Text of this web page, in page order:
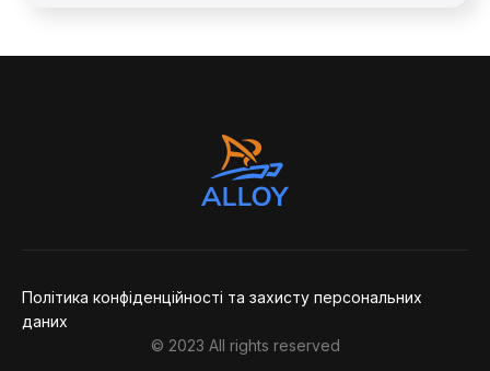
Політика конфіденційності та захисту персональних
даних
© 2023 All rights reserved